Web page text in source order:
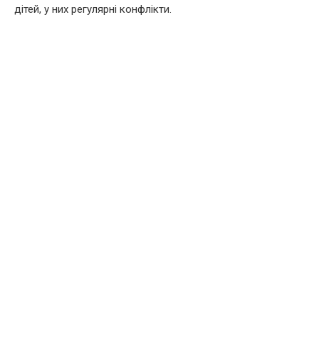
дітей, у них регулярні конфлікти.